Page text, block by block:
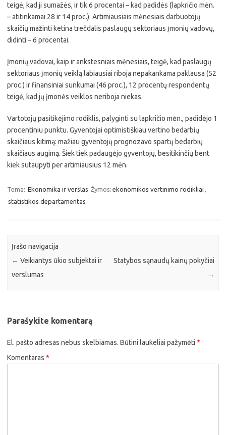
teigė, kad ji sumažės, ir tik 6 procentai – kad padidės (lapkričio mėn.
– atitinkamai 28 ir 14 proc.). Artimiausiais mėnesiais darbuotojų
skaičių mažinti ketina trečdalis paslaugų sektoriaus įmonių vadovų,
didinti – 6 procentai.
Įmonių vadovai, kaip ir ankstesniais mėnesiais, teigė, kad paslaugų
sektoriaus įmonių veiklą labiausiai riboja nepakankama paklausa (52
proc.) ir finansiniai sunkumai (46 proc.), 12 procentų respondentų
teigė, kad jų įmonės veiklos neriboja niekas.
Vartotojų pasitikėjimo rodiklis, palyginti su lapkričio mėn., padidėjo 1
procentiniu punktu. Gyventojai optimistiškiau vertino bedarbių
skaičiaus kitimą: mažiau gyventojų prognozavo spartų bedarbių
skaičiaus augimą. Šiek tiek padaugėjo gyventojų, besitikinčių bent
kiek sutaupyti per artimiausius 12 mėn.
Tema: Ekonomika ir verslas Žymos: ekonomikos vertinimo rodikliai ,
statistikos departamentas
Įrašo navigacija
← Veikiantys ūkio subjektai ir
verslumas
Statybos sąnaudų kainų pokyčiai
→
Parašykite komentarą
El. pašto adresas nebus skelbiamas. Būtini laukeliai pažymėti *
Komentaras *